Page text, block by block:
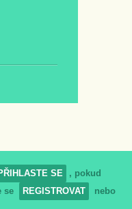
SE
, pokud
se
REGISTROVAT
nebo